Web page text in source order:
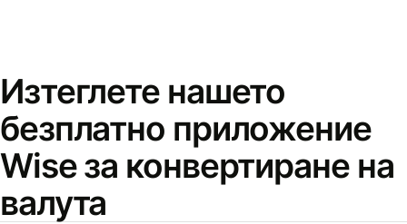
Изтеглете нашето
безплатно приложение
Wise за конвертиране на
валута